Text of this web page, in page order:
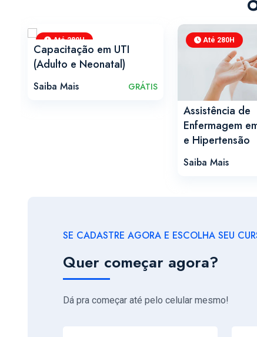
Até 280H
Capacitação em UTI
(Adulto e Neonatal)
Saiba Mais GRÁTIS
Até 280H
Assistência de
Enfermagem
e Hipertensão
Saiba Mais
SE CADASTRE AGORA E ESCOLHA SEU
Quer começar agora?
Dá pra começar até pelo celular mesmo!